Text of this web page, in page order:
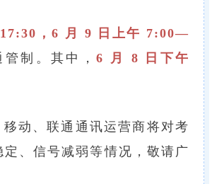
，6 月 9 日上午 7:00—
管制。其中，6 月 8 日下午
动、联通通讯运营商将对考
、信号减弱等情况，敬请广